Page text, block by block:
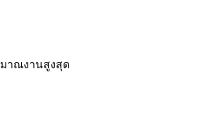
าณงานสูงสุด